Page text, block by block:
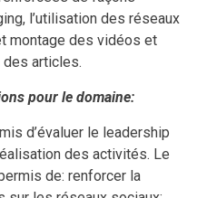
l’utilisation des réseaux
montage des vidéos et
des articles.
pour le domaine:
d’évaluer le leadership
des activités. Le
de: renforcer la